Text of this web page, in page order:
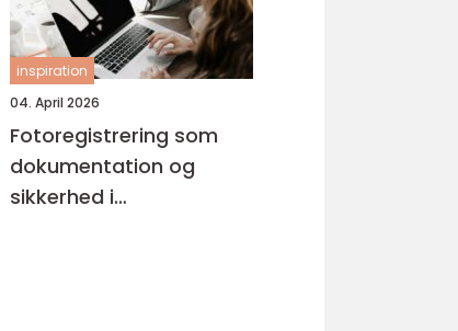
inspiration
04. April 2026
Fotoregistrering som
dokumentation og
sikkerhed i